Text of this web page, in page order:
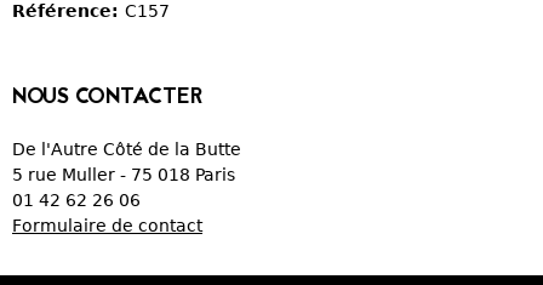
Référence: C157
NOUS CONTACTER
De l'Autre Côté de la Butte
5 rue Muller - 75 018 Paris
01 42 62 26 06
Formulaire de contact